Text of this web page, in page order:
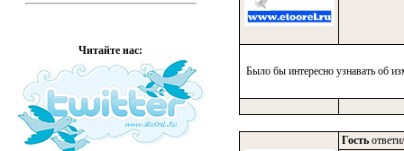
Читайте нас:
Было бы интересно узнавать об
Гость